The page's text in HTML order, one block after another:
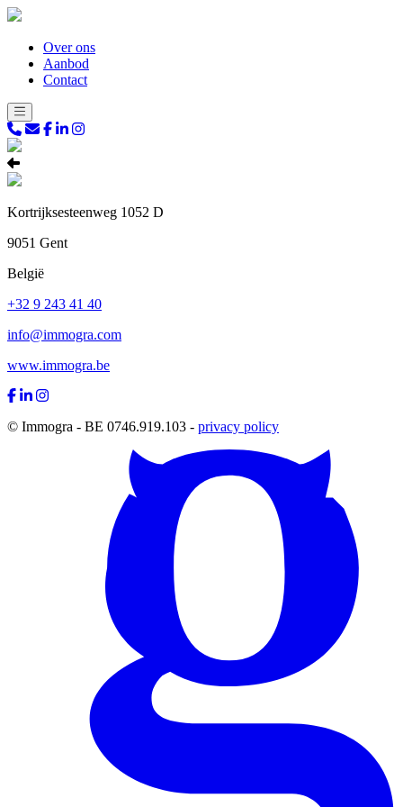
Over ons
Aanbod
Contact
Kortrijksesteenweg 1052 D
9051 Gent
België
+32 9 243 41 40
info@immogra.com
www.immogra.be
© Immogra - BE 0746.919.103 - privacy policy